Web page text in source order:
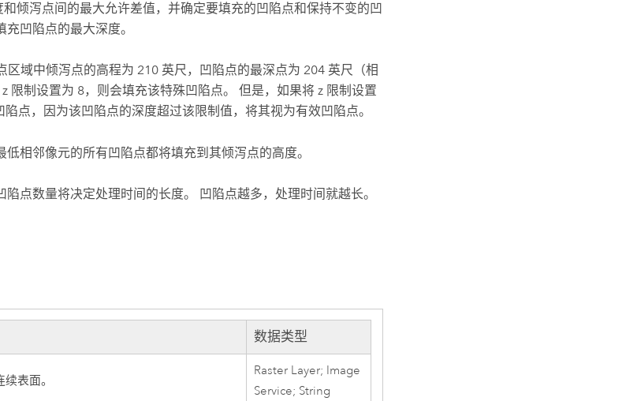
倾泻点间的最大允许差值，并确定要填充的凹陷点和保持不变的凹
凹陷点的最大深度。
区域中倾泻点的高程为 210 英尺，凹陷点的最深点为 204 英尺（相
限制设置为 8，则会填充该特殊凹陷点。 但是，如果将 z 限制设置
点，因为该凹陷点的深度超过该限制值，将其视为有效凹陷点。
低相邻像元的所有凹陷点都将填充到其倾泻点的高度。
陷点数量将决定处理时间的长度。 凹陷点越多，处理时间就越长。
数据类型
表面。
Raster Layer; Image
Service; String